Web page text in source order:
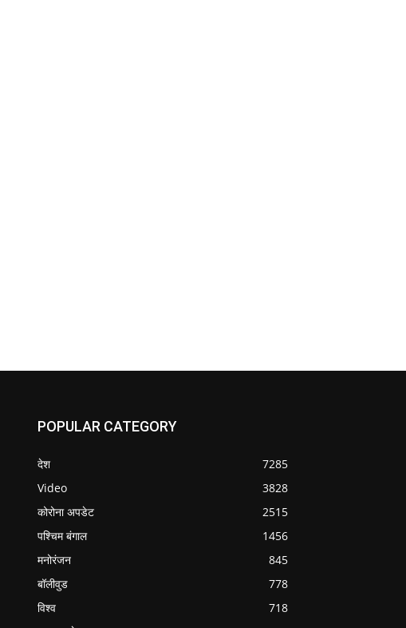
POPULAR CATEGORY
देश
7285
Video
3828
कोरोना अपडेट
2515
पश्चिम बंगाल
1456
मनोरंजन
845
बॉलीवुड
778
विश्व
718